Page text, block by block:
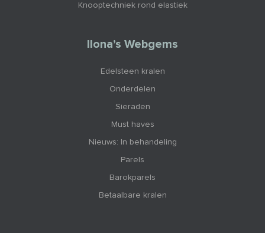
Knooptechniek rond elastiek
Ilona’s Webgems
Edelsteen kralen
Onderdelen
Sieraden
Must haves
Nieuws: In behandeling
Parels
Barokparels
Betaalbare kralen